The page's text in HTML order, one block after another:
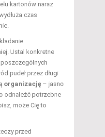
kartonów naraz
czas
Ustal konkretne
pudeł przez długi
organizację – jasno
odnaleźć potrzebne
może Cię to
przed